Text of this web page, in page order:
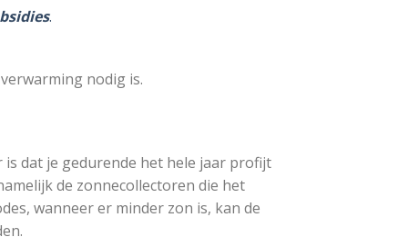
.
nodig is.
dat je gedurende het hele jaar profijt
de zonnecollectoren die het
wanneer er minder zon is, kan de